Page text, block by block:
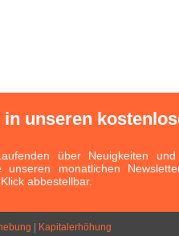
unseren
über Neuigkeiten und
unseren monatlichen
abbestellbar.
Kapitalerhöhung